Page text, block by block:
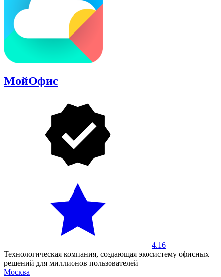
МойОфис
4.16
Технологическая компания, создающая экосистему офисных
решений для миллионов пользователей
Москва